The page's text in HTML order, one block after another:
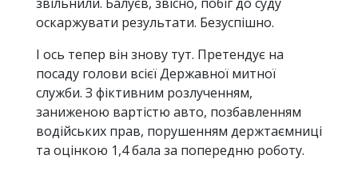
оскаржувати результати. Безуспішно.
І ось тепер він знову тут. Претендує на
посаду голови всієї Державної митної
служби. З фіктивним розлученням,
заниженою вартістю авто, позбавленням
водійських прав, порушенням держтаємниці
та оцінкою 1,4 бала за попередню роботу.